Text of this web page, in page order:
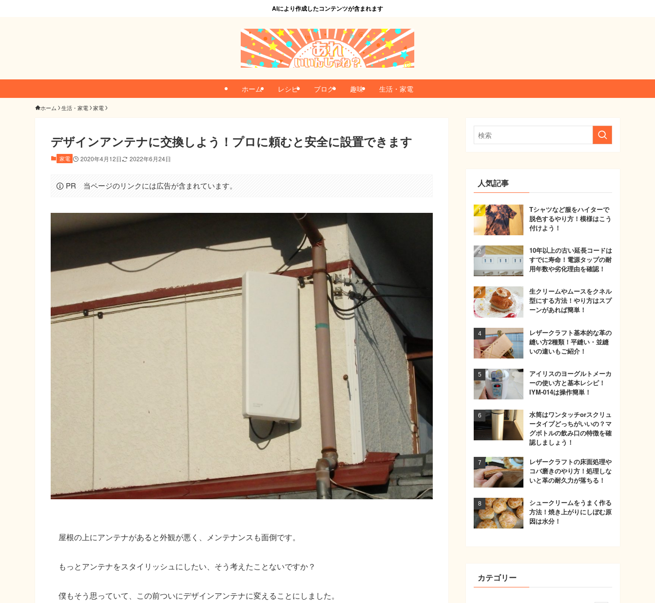
AIにより作成したコンテンツが含まれます
ホーム レシピ ブログ 趣味 生活・家電
ホーム 生活・家電 家電
デザインアンテナに交換しよう！プロに頼むと安全に設置できます
家電 2020年4月12日 2022年6月24日
PR 当ページのリンクには広告が含まれています。
屋根の上にアンテナがあると外観が悪く、メンテナンスも面倒です。
もっとアンテナをスタイリッシュにしたい、そう考えたことないですか？
僕もそう思っていて、この前ついにデザインアンテナに変えることにしました。
人気記事
Tシャツなど服をハイターで
脱色するやり方！模様はこう
付けよう！
10年以上の古い延長コードは
すでに寿命！電源タップの耐
用年数や劣化理由を確認！
生クリームやムースをクネル
型にする方法！やり方はスプ
ーンがあれば簡単！
レザークラフト基本的な革の
縫い方2種類！平縫い・並縫
いの違いもご紹介！
アイリスのヨーグルトメーカ
ーの使い方と基本レシピ！
IYM-014は操作簡単！
水筒はワンタッチorスクリュ
ータイプどっちがいいの？マ
グボトルの飲み口の特徴を確
認しましょう！
レザークラフトの床面処理や
コバ磨きのやり方！処理しな
いと革の耐久力が落ちる！
シュークリームをうまく作る
方法！焼き上がりにしぼむ原
因は水分！
カテゴリー